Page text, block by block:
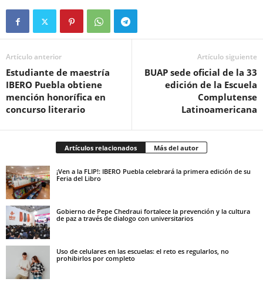
Artículo anterior
Estudiante de maestría
IBERO Puebla obtiene
mención honorífica en
concurso literario
Artículo siguiente
BUAP sede oficial de la 33
edición de la Escuela
Complutense
Latinoamericana
Artículos relacionados Más del autor
¡Ven a la FLIP!: IBERO Puebla celebrará la primera edición de su
Feria del Libro
Gobierno de Pepe Chedraui fortalece la prevención y la cultura
de paz a través de dialogo con universitarios
Uso de celulares en las escuelas: el reto es regularlos, no
prohibirlos por completo